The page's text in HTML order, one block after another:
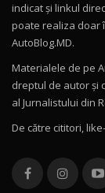
11
12
13
indicat și linkul
poate realiza doar
AutoBlog.MD.
Materialele de pe
dreptul de autor și
al Jurnalistului din
De către cititori,